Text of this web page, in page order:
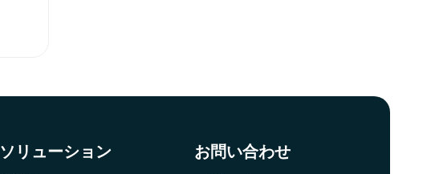
ソリューション
お問い合わせ